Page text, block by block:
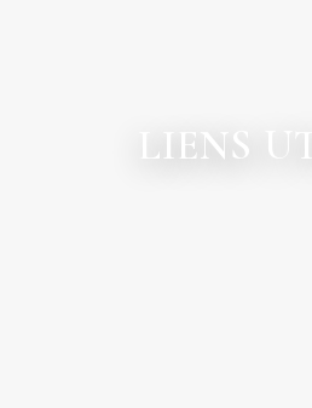
LIENS